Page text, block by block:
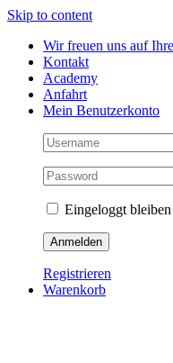
Skip to content
Wir freuen uns auf
Kontakt
Academy
Anfahrt
Mein Benutzerkonto
Eingeloggt bleiben
Registrieren
Warenkorb